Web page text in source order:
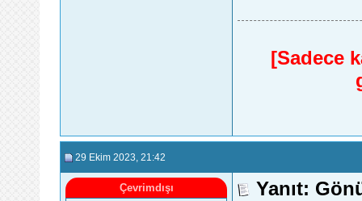
[Sadece
29 Ekim 2023 , 21:42
Çevrimdışı Yanıt: